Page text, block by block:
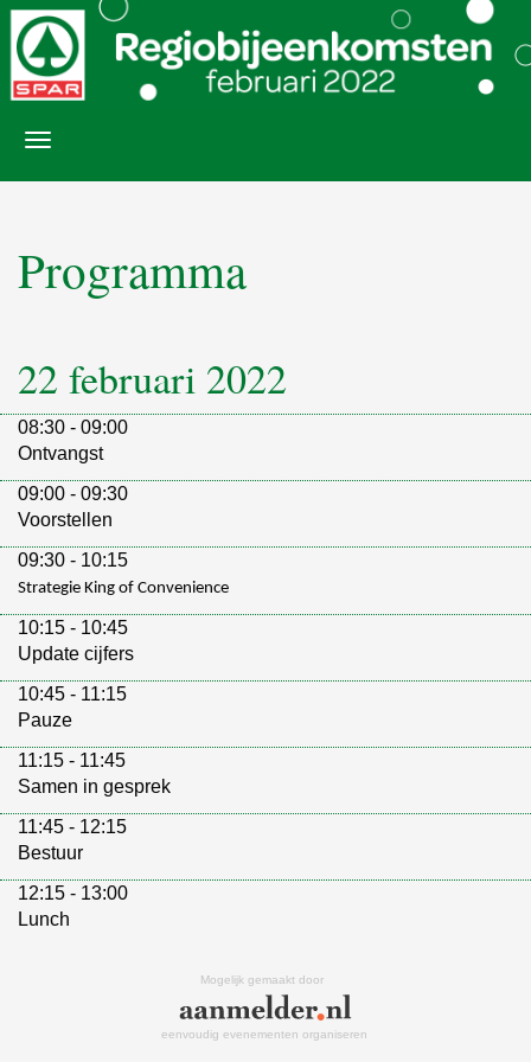
Programma
22 februari 2022
08:30 - 09:00
Ontvangst
09:00 - 09:30
Voorstellen
09:30 - 10:15
Strategie King of Convenience
10:15 - 10:45
Update cijfers
10:45 - 11:15
Pauze
11:15 - 11:45
Samen in gesprek
11:45 - 12:15
Bestuur
12:15 - 13:00
Lunch
Mogelijk gemaakt door
eenvoudig evenementen organiseren